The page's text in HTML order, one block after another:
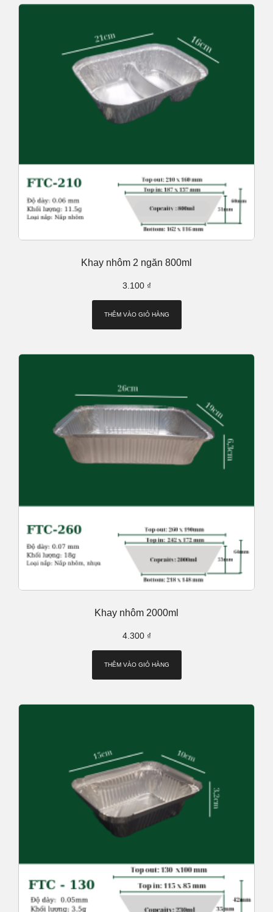
Khay nhôm 2 ngăn 800ml
3.100 ₫
THÊM VÀO GIỎ HÀNG
Khay nhôm 2000ml
4.300 ₫
THÊM VÀO GIỎ HÀNG